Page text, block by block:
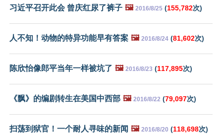
习近平召开此会 曾庆红尿了裤子 🖼️ 2016/8/25 (155,782次)
人不知！动物的特异功能早有答案 🖼️ 2016/8/24 (81,602次)
陈欣怡像郎平当年一样被坑了 🖼️ 2016/8/23 (117,895次)
《飘》的编剧转生在美国中西部 🖼️ 2016/8/22 (79,097次)
扫荡到狱官！一个耐人寻味的新闻 🖼️ 2016/8/20 (118,698次)